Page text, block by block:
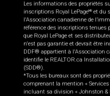
Les informations des propriétés
inscriptions Royal LePageMD et du
l'Association canadienne de
référence des inscriptions tenues
que Royal LePage et ses
n'est pas garantie et devrait être
DDF® appartient à l'Association
identifie le REALTOR.ca
(SDD®).
*Tous les bureaux sont des
comprenant la mention «
incluant sa division « Johnston &